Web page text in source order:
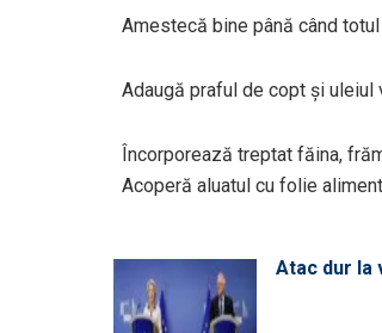
Amestecă bine până când
Adaugă praful de copt și
Încorporează treptat făina,
Acoperă aluatul cu folie
Atac dur la